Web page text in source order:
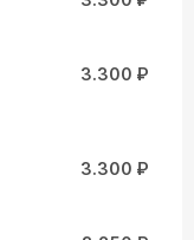
3.300 ₽
3.300 ₽